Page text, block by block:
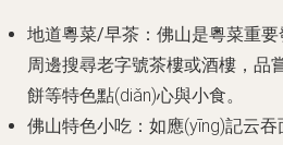
地道粵菜/早茶 ：佛山是粵菜重
周邊搜尋老字號茶樓或酒樓，品
餅等特色點(diǎn)心與小食。
佛山特色小吃 ：如應(yīng)記云